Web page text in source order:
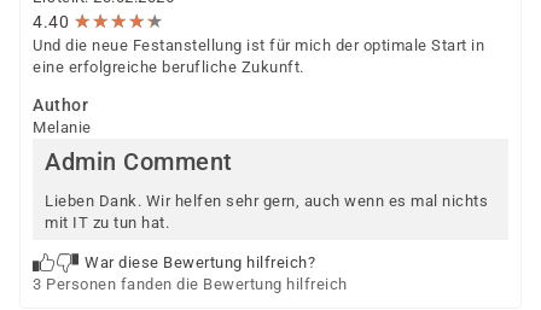
4.40 ★★★★★
★★★★★
Und die neue Festanstellung ist für mich der optimale Start in
eine erfolgreiche berufliche Zukunft.
Author
Melanie
Admin Comment
Lieben Dank. Wir helfen sehr gern, auch wenn es mal nichts
mit IT zu tun hat.
War diese Bewertung hilfreich?
3 Personen fanden die Bewertung hilfreich